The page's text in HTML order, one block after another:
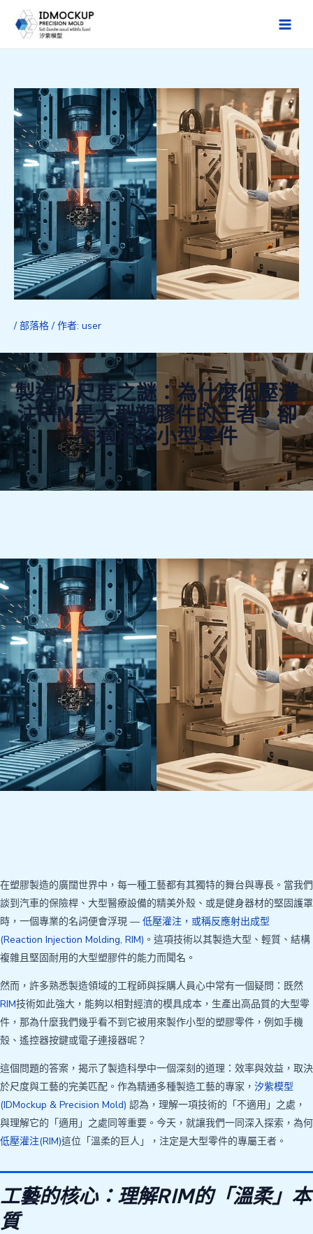
Main
/ 部落格/ 作者: user
製造的尺度之謎：為什麼低壓灌
注RIM是大型塑膠件的王者，卻
不適用於小型零件
在塑膠製造的廣闊世界中，每一種工藝都有其獨特的舞台與專長。當我們
談到汽車的保險桿、大型醫療設備的精美外殼、或是健身器材的堅固護罩
時，一個專業的名詞便會浮現 — 低壓灌注，或稱反應射出成型
(Reaction Injection Molding, RIM) 。這項技術以其製造大型、輕質、結構
複雜且堅固耐用的大型塑膠件的能力而聞名。
然而，許多熟悉製造領域的工程師與採購人員心中常有一個疑問：既然
RIM技術如此強大，能夠以相對經濟的模具成本，生產出高品質的大型零
件，那為什麼我們幾乎看不到它被用來製作小型的塑膠零件，例如手機
殼、遙控器按鍵或電子連接器呢？
這個問題的答案，揭示了製造科學中一個深刻的道理：效率與效益，取決
於尺度與工藝的完美匹配。作為精通多種製造工藝的專家， 汐紫模型
(IDMockup & Precision Mold) 認為，理解一項技術的「不適用」之處，
與理解它的「適用」之處同等重要。今天，就讓我們一同深入探索，為何
低壓灌注(RIM)這位「溫柔的巨人」，注定是大型零件的專屬王者。
工藝的核心：理解RIM的「溫柔」本
質